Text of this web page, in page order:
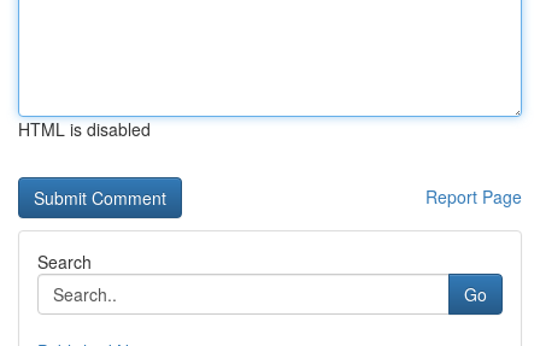
HTML is disabled
Report Page
Search
Go